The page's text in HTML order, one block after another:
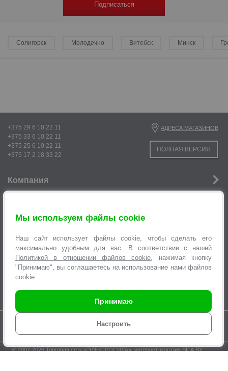
Подписаться
Солигорск Молодечно Витебск Минск
Мы используем файлы cookie
Наш сайт использует файлы cookie, чтобы сделать его
максимально удобным для вас. В соответствии с нашей
Политикой в отношении файлов cookie, нажимая кнопку
"Принимаю", вы соглашаетесь на использование нами файлов
cookie.
Настроить
Принимаю
+375 29 6 10 22 11
+375 33 6 10 22 11
+375 25 6 10 22 11
+375 17 2 18 33 22
АДРЕСА МАГАЗИНОВ
ПОЛНАЯ ВЕРСИЯ
Компания
Услуги
Оформление заявок
Время работы интернет-магазина с 9.00 до 21.00 без выходных
© 2007-2026 Торговая сеть «ЭЛЕКТРОСИЛА», интернет-магазин SILA.BY,